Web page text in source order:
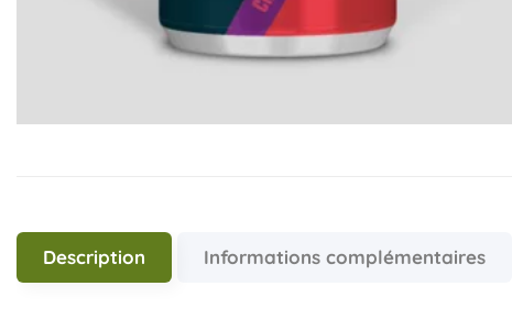
Description Informations complémentaires